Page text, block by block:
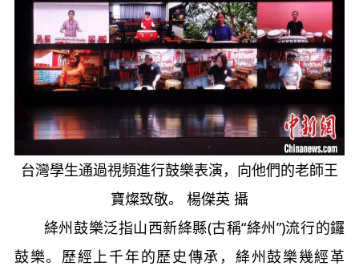
台灣學生通過視頻進行鼓樂表演，向他們的老師王
寶燦致敬。 楊傑英 攝
絳州鼓樂泛指山西新絳縣(古稱“絳州”)流行的鑼
鼓樂。歷經上千年的歷史傳承，絳州鼓樂幾經革